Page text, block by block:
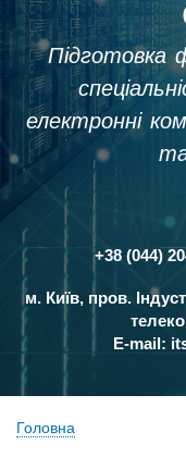
Підготовка
електронні
Контакти
+38 (044)
м. Київ, пров.
E-mail:
Головна